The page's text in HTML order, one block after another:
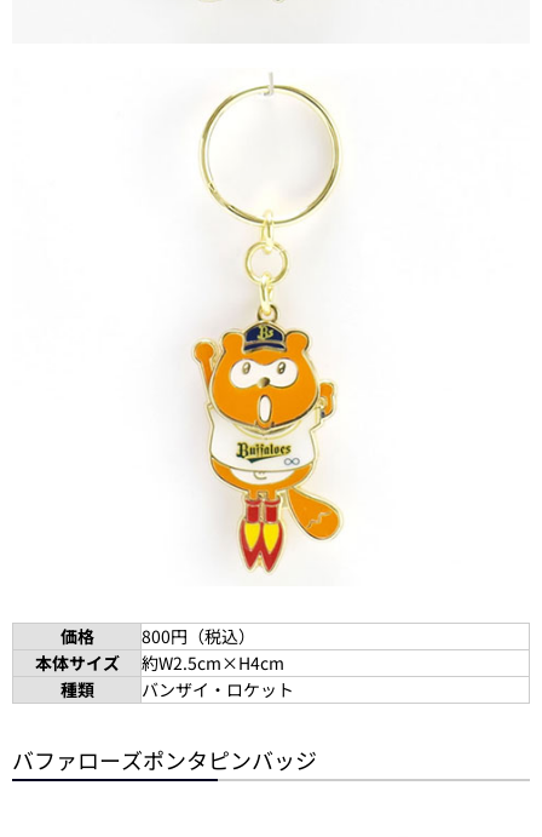
価格
800円（税込）
本体サイズ
約W2.5cm×H4cm
種類
バンザイ・ロケット
バファローズポンタピンバッジ